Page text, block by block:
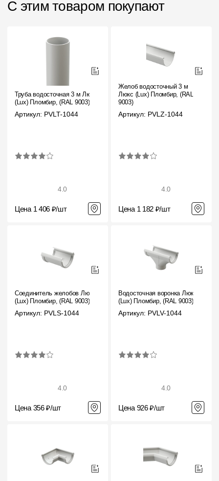
С этим товаром покупают
Труба водосточная 3 м Люкс
(Lux) Пломбир, (RAL 9003)
Артикул: PVLT-1044
4.0
Цена 1 406 ₽/шт
Желоб водосточный 3 м
Люкс (Lux) Пломбир, (RAL
9003)
Артикул: PVLZ-1044
4.0
Цена 1 182 ₽/шт
Соединитель желобов Люкс
(Lux) Пломбир, (RAL 9003)
Артикул: PVLS-1044
4.0
Цена 356 ₽/шт
Водосточная воронка Люкс
(Lux) Пломбир, (RAL 9003)
Артикул: PVLV-1044
4.0
Цена 926 ₽/шт